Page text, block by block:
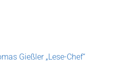
Gießler „Lese-Chef“